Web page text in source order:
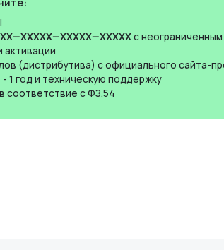
c
активации
(дистрибутива) с официального сайта-
1 год и техническую поддержку
соответствие с ФЗ.54